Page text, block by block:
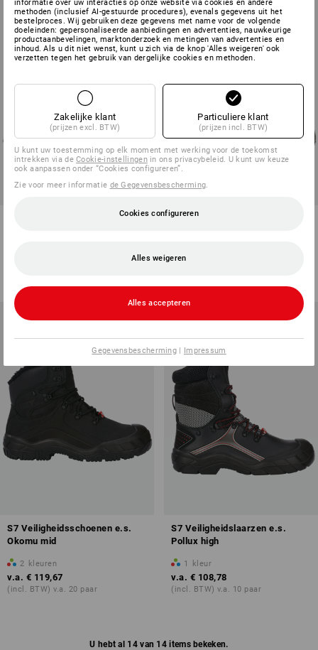
S7S Veiligheidsschoenen e.s.
S7 Veiligheidsschoenen e.s.
S7 Veiligheidsschoenen e.s.
Okomu mid
2 kleuren
v.a. € 119,67
(incl. BTW) v.a. 20 paar
S7 Veiligheidslaarzen e.s.
Pollux high
1 kleur
v.a. € 108,78
(incl. BTW) v.a. 10 paar
U hebt al 14 van 14 items bekeken.
informatie over uw interacties op onze website via cookies en andere
methoden (inclusief AI-gestuurde procedures), evenals gegevens uit het
bestelproces. Wij gebruiken deze gegevens met name voor de volgende
doeleinden: gepersonaliseerde aanbiedingen en advertenties, nauwkeurige
productaanbevelingen, marktonderzoek en metingen van advertenties en
inhoud. Als u dit niet wenst, kunt u zich via de knop 'Alles weigeren' ook
verzetten tegen het gebruik van dergelijke cookies en methoden.
Zakelijke klant
(prijzen excl. BTW)
Particuliere klant
(prijzen incl. BTW)
U kunt uw toestemming op elk moment met werking voor de toekomst
intrekken via deCookie-instellingenin ons privacybeleid. U kunt uw keuze
ook aanpassen onder “Cookies configureren”.
Zie voor meer informatie de Gegevensbescherming
Cookies configureren
Alles weigeren
Alles accepteren
Gegevensbescherming | Impressum